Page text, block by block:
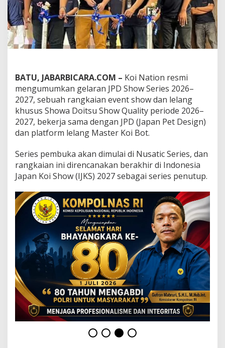
a
n
J
P
D
o
w
S
e
r
s
0
2
6
2
0
2
7
d
e
n
g
a
n
H
a
d
i
a
h
T
BATU, JABARBICARA.COM – Koi Nation resmi
mengumumkan gelaran JPD Show Series 2026–
2027, sebuah rangkaian event show dan lelang
khusus Showa Doitsu Show Quality periode 2026–
2027, bekerja sama dengan JPD (Japan Pet Design)
dan platform lelang Master Koi Bot.
Series pembuka akan dimulai di Nusatic Series, dan
rangkaian ini direncanakan berakhir di Indonesia
Japan Koi Show (IJKS) 2027 sebagai series penutup.